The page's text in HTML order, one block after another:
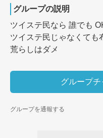
グループの説明
ツイステ民なら 誰でも
ツイステ民じゃなくても
荒らしはダメ
グループ
グループを通報する